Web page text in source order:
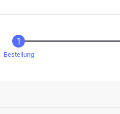
Bestellung